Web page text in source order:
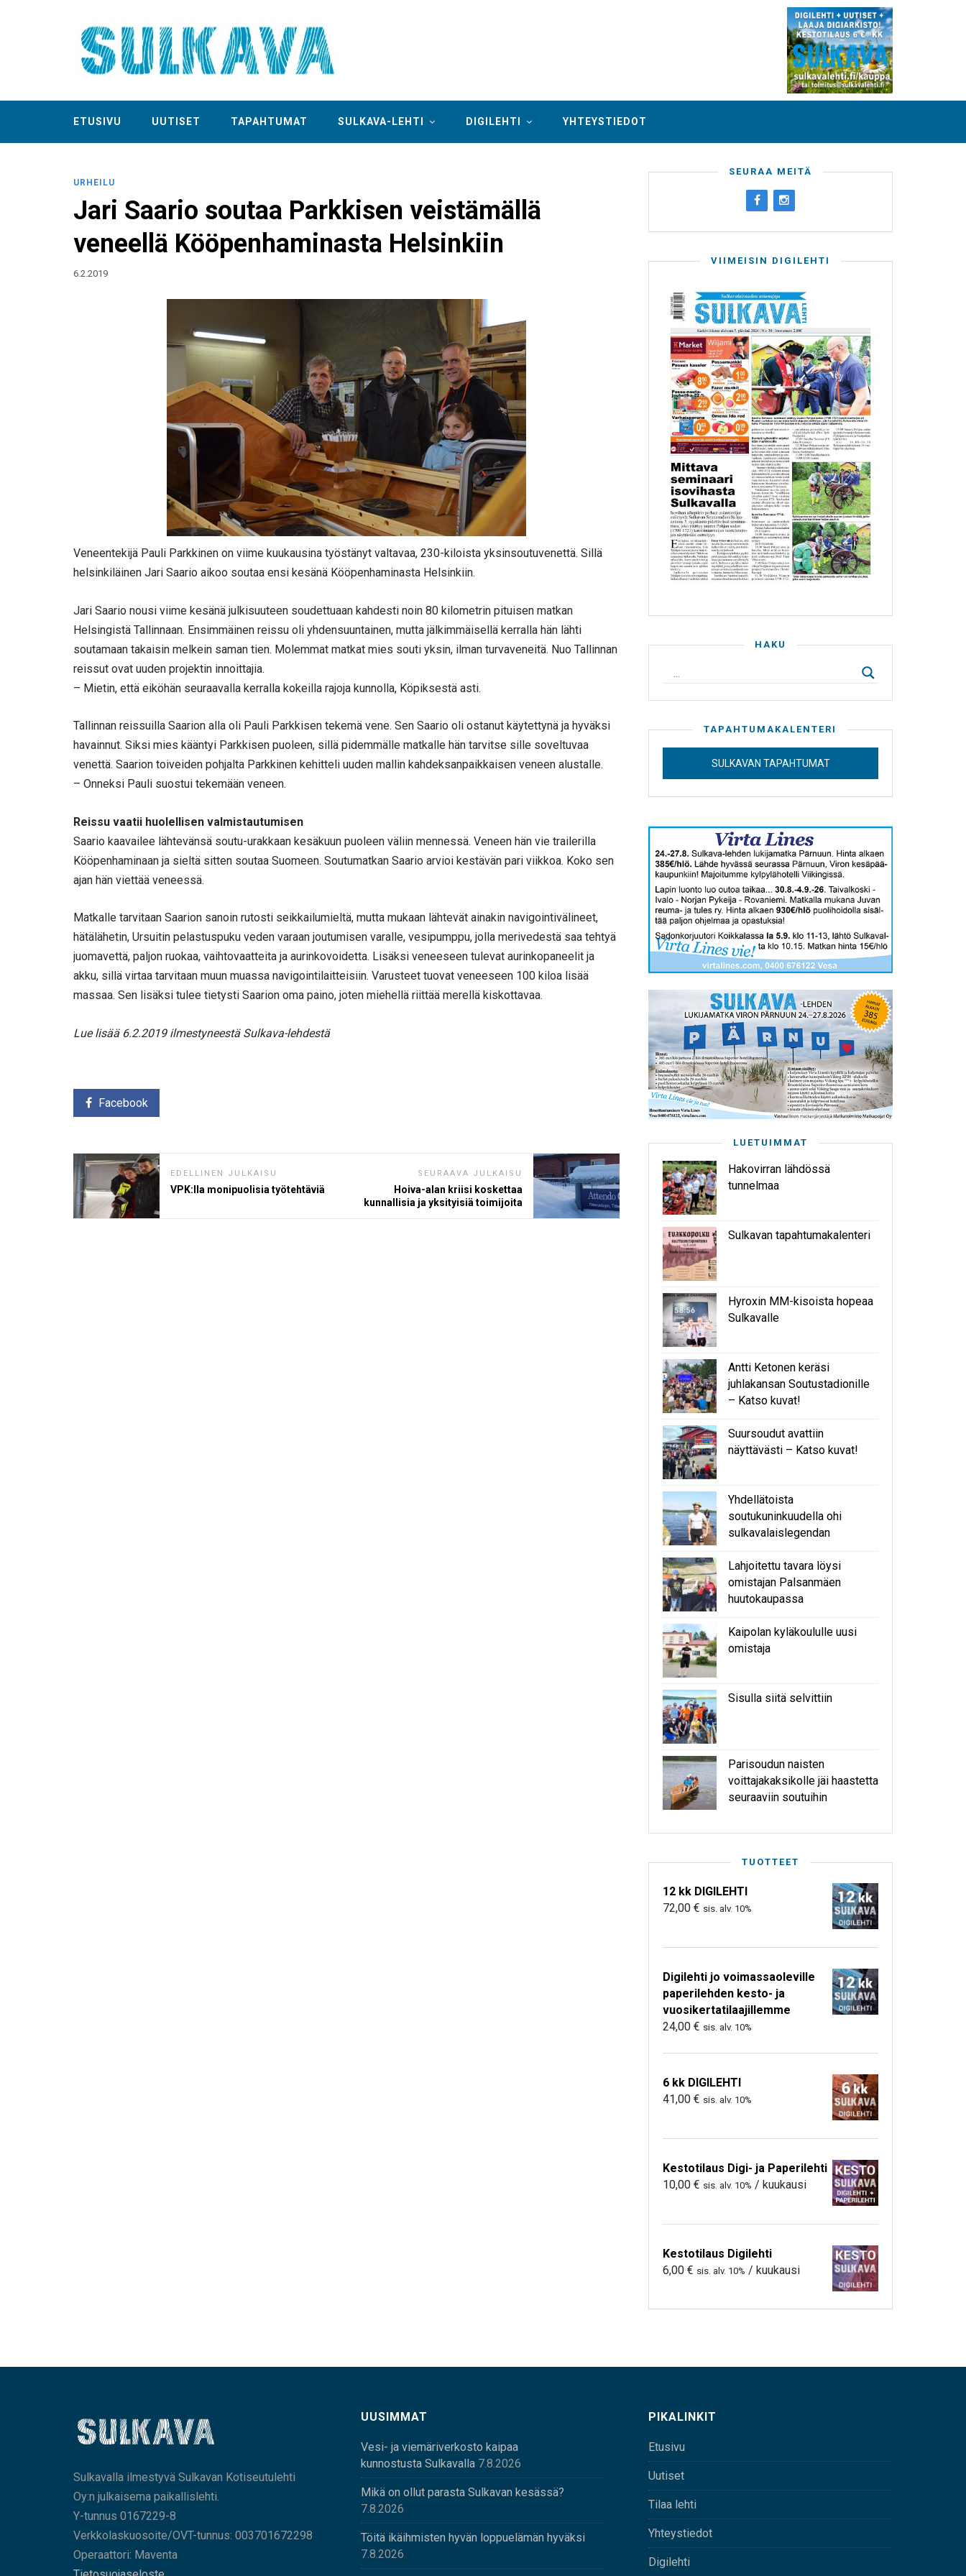
ETUSIVU UUTISET TAPAHTUMAT SULKAVA-LEHTI DIGILEHTI YHTEYSTIEDOT
URHEILU
Jari Saario soutaa Parkkisen veistämällä
veneellä Kööpenhaminasta Helsinkiin
6.2.2019
Veneentekijä Pauli Parkkinen on viime kuukausina työstänyt valtavaa, 230-kiloista yksinsoutuvenettä. Sillä
helsinkiläinen Jari Saario aikoo soutaa ensi kesänä Kööpenhaminasta Helsinkiin.
Jari Saario nousi viime kesänä julkisuuteen soudettuaan kahdesti noin 80 kilometrin pituisen matkan
Helsingistä Tallinnaan. Ensimmäinen reissu oli yhdensuuntainen, mutta jälkimmäisellä kerralla hän lähti
soutamaan takaisin melkein saman tien. Molemmat matkat mies souti yksin, ilman turvaveneitä. Nuo Tallinnan
reissut ovat uuden projektin innoittajia.
– Mietin, että eiköhän seuraavalla kerralla kokeilla rajoja kunnolla, Köpiksestä asti.
Tallinnan reissuilla Saarion alla oli Pauli Parkkisen tekemä vene. Sen Saario oli ostanut käytettynä ja hyväksi
havainnut. Siksi mies kääntyi Parkkisen puoleen, sillä pidemmälle matkalle hän tarvitse sille soveltuvaa
venettä. Saarion toiveiden pohjalta Parkkinen kehitteli uuden mallin kahdeksanpaikkaisen veneen alustalle.
– Onneksi Pauli suostui tekemään veneen.
Reissu vaatii huolellisen valmistautumisen
Saario kaavailee lähtevänsä soutu-urakkaan kesäkuun puoleen väliin mennessä. Veneen hän vie trailerilla
Kööpenhaminaan ja sieltä sitten soutaa Suomeen. Soutumatkan Saario arvioi kestävän pari viikkoa. Koko sen
ajan hän viettää veneessä.
Matkalle tarvitaan Saarion sanoin rutosti seikkailumieltä, mutta mukaan lähtevät ainakin navigointivälineet,
hätälähetin, Ursuitin pelastuspuku veden varaan joutumisen varalle, vesipumppu, jolla merivedestä saa tehtyä
juomavettä, paljon ruokaa, vaihtovaatteita ja aurinkovoidetta. Lisäksi veneeseen tulevat aurinkopaneelit ja
akku, sillä virtaa tarvitaan muun muassa navigointilaitteisiin. Varusteet tuovat veneeseen 100 kiloa lisää
massaa. Sen lisäksi tulee tietysti Saarion oma paino, joten miehellä riittää merellä kiskottavaa.
Lue lisää 6.2.2019 ilmestyneestä Sulkava-lehdestä
Facebook
EDELLINEN JULKAISU
VPK:lla monipuolisia työtehtäviä
SEURAAVA JULKAISU
Hoiva-alan kriisi koskettaa
kunnallisia ja yksityisiä toimijoita
SEURAA MEITÄ
VIIMEISIN DIGILEHTI
HAKU
TAPAHTUMAKALENTERI
SULKAVAN TAPAHTUMAT
LUETUIMMAT
Hakovirran lähdössä
tunnelmaa
Sulkavan tapahtumakalenteri
Hyroxin MM-kisoista hopeaa
Sulkavalle
Antti Ketonen keräsi
juhlakansan Soutustadionille
– Katso kuvat!
Suursoudut avattiin
näyttävästi – Katso kuvat!
Yhdellätoista
soutukuninkuudella ohi
sulkavalaislegendan
Lahjoitettu tavara löysi
omistajan Palsanmäen
huutokaupassa
Kaipolan kyläkoululle uusi
omistaja
Sisulla siitä selvittiin
Parisoudun naisten
voittajakaksikolle jäi haastetta
seuraaviin soutuihin
TUOTTEET
12 kk DIGILEHTI
72,00 € sis. alv. 10%
Digilehti jo voimassaoleville
paperilehden kesto- ja
vuosikertatilaajillemme
24,00 € sis. alv. 10%
6 kk DIGILEHTI
41,00 € sis. alv. 10%
Kestotilaus Digi- ja Paperilehti
10,00 € sis. alv. 10% / kuukausi
Kestotilaus Digilehti
6,00 € sis. alv. 10% / kuukausi
Sulkavalla ilmestyvä Sulkavan Kotiseutulehti
Oy:n julkaisema paikallislehti.
Y-tunnus 0167229-8
Verkkolaskuosoite/OVT-tunnus: 003701672298
Operaattori: Maventa
UUSIMMAT
Vesi- ja viemäriverkosto kaipaa
kunnostusta Sulkavalla 7.8.2026
Mikä on ollut parasta Sulkavan kesässä?
7.8.2026
Töitä ikäihmisten hyvän loppuelämän hyväksi
7.8.2026
PIKALINKIT
Etusivu
Uutiset
Tilaa lehti
Yhteystiedot
Digilehti